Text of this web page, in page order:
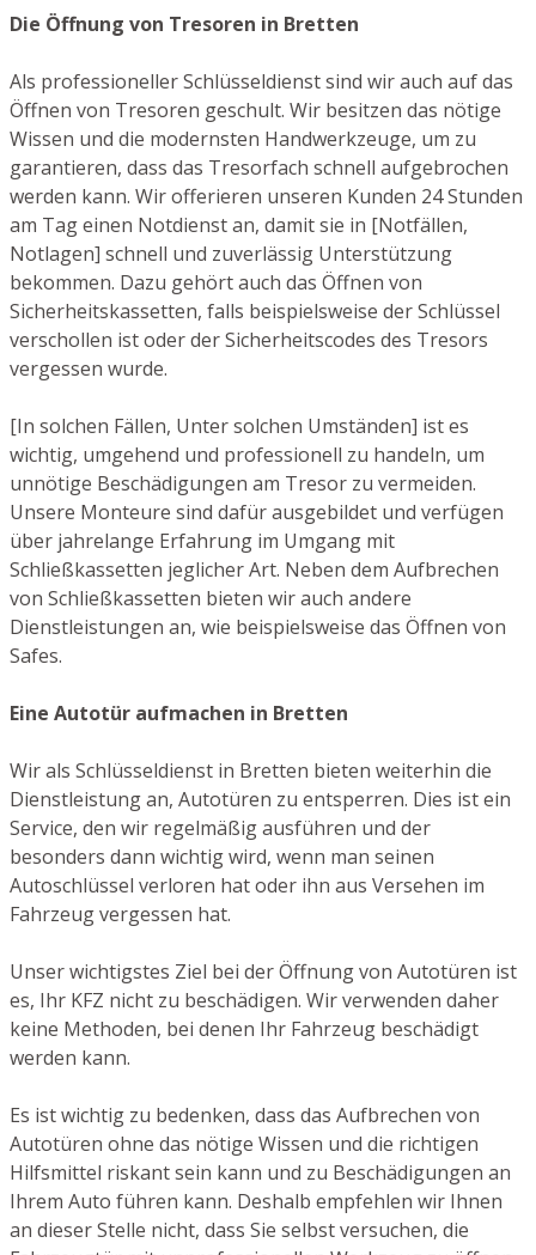
Die Öffnung von Tresoren in Bretten
Als professioneller Schlüsseldienst sind wir auch auf das
Öffnen von Tresoren geschult. Wir besitzen das nötige
Wissen und die modernsten Handwerkzeuge, um zu
garantieren, dass das Tresorfach schnell aufgebrochen
werden kann. Wir offerieren unseren Kunden 24 Stunden
am Tag einen Notdienst an, damit sie in [Notfällen,
Notlagen] schnell und zuverlässig Unterstützung
bekommen. Dazu gehört auch das Öffnen von
Sicherheitskassetten, falls beispielsweise der Schlüssel
verschollen ist oder der Sicherheitscodes des Tresors
vergessen wurde.
[In solchen Fällen, Unter solchen Umständen] ist es
wichtig, umgehend und professionell zu handeln, um
unnötige Beschädigungen am Tresor zu vermeiden.
Unsere Monteure sind dafür ausgebildet und verfügen
über jahrelange Erfahrung im Umgang mit
Schließkassetten jeglicher Art. Neben dem Aufbrechen
von Schließkassetten bieten wir auch andere
Dienstleistungen an, wie beispielsweise das Öffnen von
Safes.
Eine Autotür aufmachen in Bretten
Wir als Schlüsseldienst in Bretten bieten weiterhin die
Dienstleistung an, Autotüren zu entsperren. Dies ist ein
Service, den wir regelmäßig ausführen und der
besonders dann wichtig wird, wenn man seinen
Autoschlüssel verloren hat oder ihn aus Versehen im
Fahrzeug vergessen hat.
Unser wichtigstes Ziel bei der Öffnung von Autotüren ist
es, Ihr KFZ nicht zu beschädigen. Wir verwenden daher
keine Methoden, bei denen Ihr Fahrzeug beschädigt
werden kann.
Es ist wichtig zu bedenken, dass das Aufbrechen von
Autotüren ohne das nötige Wissen und die richtigen
Hilfsmittel riskant sein kann und zu Beschädigungen an
Ihrem Auto führen kann. Deshalb empfehlen wir Ihnen
an dieser Stelle nicht, dass Sie selbst versuchen, die